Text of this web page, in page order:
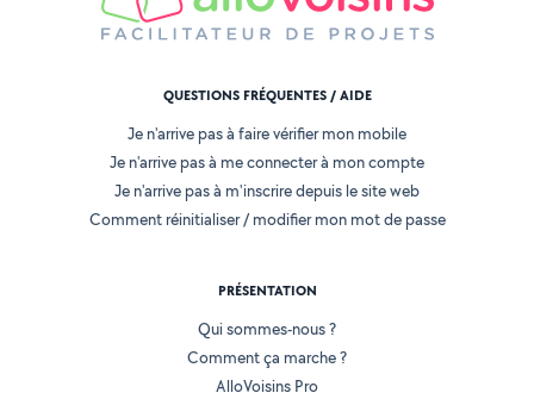
QUESTIONS FRÉQUENTES / AIDE
Je n'arrive pas à faire vérifier mon mobile
Je n'arrive pas à me connecter à mon compte
Je n'arrive pas à m'inscrire depuis le site web
Comment réinitialiser / modifier mon mot de passe
PRÉSENTATION
Qui sommes-nous ?
Comment ça marche ?
AlloVoisins Pro